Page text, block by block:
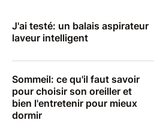
J'ai testé: un balais aspirateur
laveur intelligent
Sommeil: ce qu'il faut savoir
pour choisir son oreiller et
bien l'entretenir pour mieux
dormir